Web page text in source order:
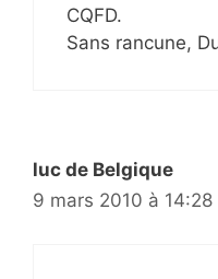
CQFD.
Sans rancune,
luc de Belgique
9 mars 2010 à 14:28